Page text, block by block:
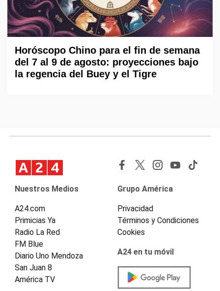
Horóscopo Chino para el fin de semana
del 7 al 9 de agosto: proyecciones bajo
la regencia del Buey y el Tigre
Nuestros Medios
A24.com
Primicias Ya
Radio La Red
FM Blue
Diario Uno Mendoza
San Juan 8
América TV
Grupo América
Privacidad
Términos y Condiciones
Cookies
A24 en tu móvil